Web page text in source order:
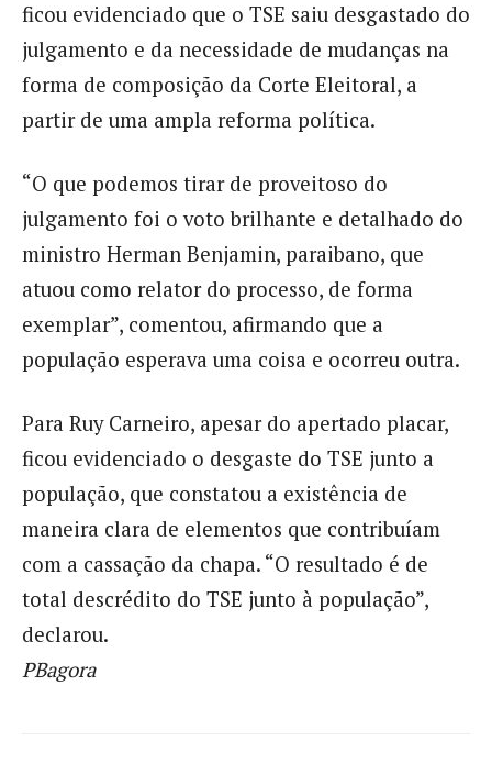
ficou evidenciado que o TSE saiu desgastado do
julgamento e da necessidade de mudanças na
forma de composição da Corte Eleitoral, a
partir de uma ampla reforma política.
“O que podemos tirar de proveitoso do
julgamento foi o voto brilhante e detalhado do
ministro Herman Benjamin, paraibano, que
atuou como relator do processo, de forma
exemplar”, comentou, afirmando que a
população esperava uma coisa e ocorreu outra.
Para Ruy Carneiro, apesar do apertado placar,
ficou evidenciado o desgaste do TSE junto a
população, que constatou a existência de
maneira clara de elementos que contribuíam
com a cassação da chapa. “O resultado é de
total descrédito do TSE junto à população”,
declarou.
PBagora